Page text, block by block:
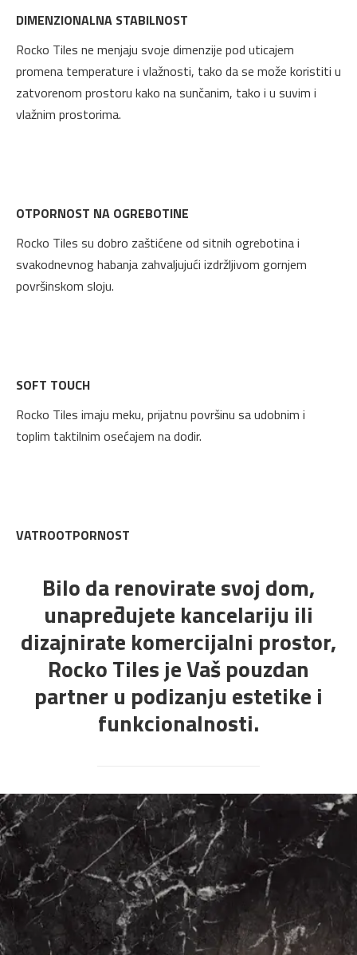
DIMENZIONALNA STABILNOST
Rocko Tiles ne menjaju svoje dimenzije pod uticajem
promena temperature i vlažnosti, tako da se može koristiti u
zatvorenom prostoru kako na sunčanim, tako i u suvim i
vlažnim prostorima.
OTPORNOST NA OGREBOTINE
Rocko Tiles su dobro zaštićene od sitnih ogrebotina i
svakodnevnog habanja zahvaljujući izdržljivom gornjem
površinskom sloju.
SOFT TOUCH
Rocko Tiles imaju meku, prijatnu površinu sa udobnim i
toplim taktilnim osećajem na dodir.
VATROOTPORNOST
Bilo da renovirate svoj dom,
unapređujete kancelariju ili
dizajnirate komercijalni prostor,
Rocko Tiles je Vaš pouzdan
partner u podizanju estetike i
funkcionalnosti.